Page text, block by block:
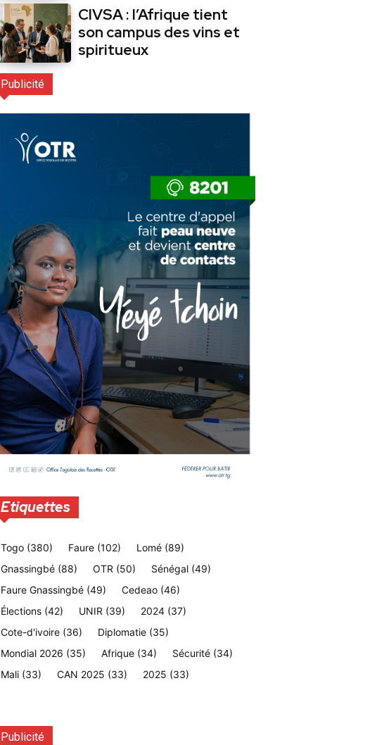
CIVSA : l’Afrique tient
son campus des vins et
spiritueux
Publicité
Etiquettes
Togo (380) Faure (102) Lomé (89)
Gnassingbé (88) OTR (50) Sénégal (49)
Faure Gnassingbé (49) Cedeao (46)
Élections (42) UNIR (39) 2024 (37)
Cote-d'ivoire (36) Diplomatie (35)
Mondial 2026 (35) Afrique (34) Sécurité (34)
Mali (33) CAN 2025 (33) 2025 (33)
Publicité